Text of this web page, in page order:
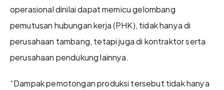
operasional dinilai dapat memicu gelombang
pemutusan hubungan kerja (PHK), tidak hanya di
perusahaan tambang, tetapi juga di kontraktor serta
perusahaan pendukung lainnya.
“Dampak pemotongan produksi tersebut tidak hanya